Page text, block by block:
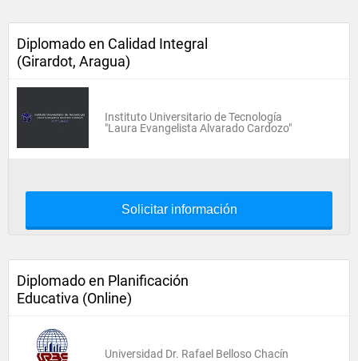
Diplomado en Calidad Integral
(Girardot, Aragua)
Instituto Universitario de Tecnología
"Laura Evangelista Alvarado Cardozo"
Solicitar información
Diplomado en Planificación
Educativa (Online)
Universidad Dr. Rafael Belloso Chacín